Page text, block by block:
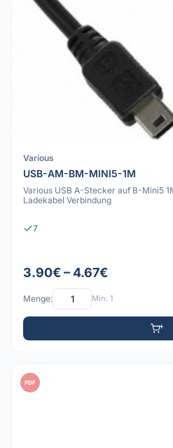
Various
USB-AM-BM-MINI5-1M
Various USB A-Stecker auf B-Mini5
Ladekabel Verbindung
7
3.90€ – 4.67€
Menge: Min: 1
PDF